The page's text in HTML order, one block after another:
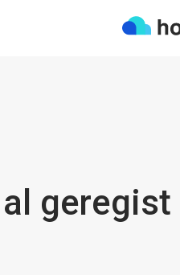
geregist